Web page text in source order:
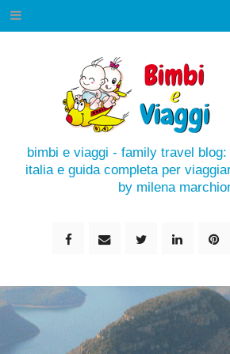
bimbi e viaggi - family travel
italia e guida completa per
by milena